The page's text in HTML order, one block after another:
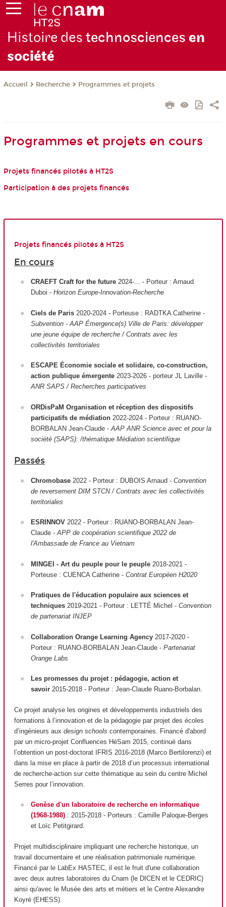
Histoire des technosciences en
société
Accueil Recherche Programmes et projets
Programmes et projets en cours
Projets financés pilotés à HT2S
Participation à des projets financés
Projets financés pilotés à HT2S
En cours
CRAEFT Craft for the future 2024-... - Porteur : Arnaud
Duboi - Horizon Europe-Innovation-Recherche
Ciels de Paris 2020-2024 - Porteuse : RADTKA Catherine -
Subvention - AAP Émergence(s) Ville de Paris: développer
une jeune équipe de recherche / Contrats avec les
collectivités territoriales
ESCAPE Économie sociale et solidaire, co-construction,
action publique émergente2023-2026 - porteur JL Laville -
ANR SAPS / Recherches participatives
ORDisPaM Organisation et réception des dispositifs
participatifs de médiation2022-2024 - Porteur : RUANO-
BORBALAN Jean-Claude - AAP ANR Science avec et pour la
société (SAPS): /thématique Médiation scientifique
Passés
Chromobase2022 - Porteur : DUBOIS Arnaud - Convention
de reversement DIM STCN / Contrats avec les collectivités
territoriales
ESRINNOV2022 - Porteur : RUANO-BORBALAN Jean-
Claude -APP de coopération scientifique 2022 de
l'Ambassade de France au Vietnam
MINGEI - Art du peuple pour le peuple2018-2021 -
Porteuse : CUENCA Catherine - Contrat Européen H2020
Pratiques de l'éducation populaire aux sciences et
techniques2019-2021 - Porteur : LETTÉ Michel - Convention
de partenariat INJEP
Collaboration Orange Learning Agency2017-2020 -
Porteur : RUANO-BORBALAN Jean-Claude - Partenariat
Orange Labs
Les promesses du projet : pédagogie, action et
savoir 2015-2018 - Porteur : Jean-Claude Ruano-Borbalan.
Ce projet analyse les origines et développements industriels des
formations à l’innovation et de la pédagogie par projet des écoles
d’ingénieurs aux design schools contemporaines. Financé d'abord
par un micro-projet Confluences HéSam 2015, continué dans
l’obtention un post-doctorat IFRIS 2016-2018 (Marco Bertilorenzi) et
dans la mise en place à partir de 2018 d’un processus international
de recherche-action sur cette thématique au sein du centre Michel
Serres pour l’innovation.
Genèse d'un laboratoire de recherche en informatique
(1968-1988): 2015-2018 - Porteurs : Camille Paloque-Berges
et Loïc Petitgirard.
Projet multidisciplinaire impliquant une recherche historique, un
travail documentaire et une réalisation patrimoniale numérique.
Financé par le LabEx HASTEC, il est le fruit d'une collaboration
avec deux autres laboratoires du Cnam (le DICEN et le CEDRIC)
ainsi qu'avec le Musée des arts et métiers et le Centre Alexandre
Koyré (EHESS).